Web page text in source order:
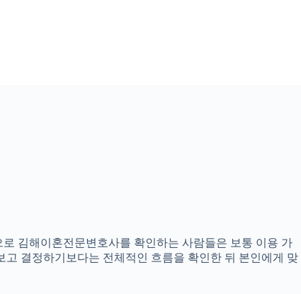
김해이혼전문변호사를 확인하는 사람들은 보통 이용 가
결정하기보다는 전체적인 흐름을 확인한 뒤 본인에게 맞